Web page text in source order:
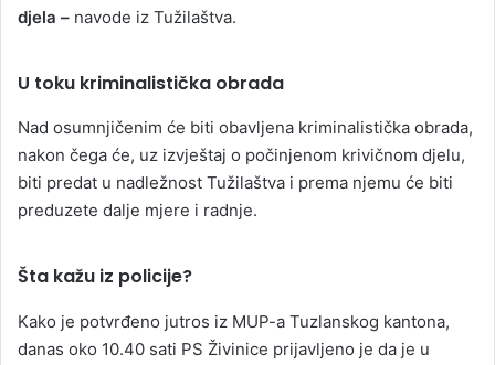
djela – navode iz Tužilaštva.
U toku kriminalistička obrada
Nad osumnjičenim će biti obavljena kriminalistička obrada,
nakon čega će, uz izvještaj o počinjenom krivičnom djelu,
biti predat u nadležnost Tužilaštva i prema njemu će biti
preduzete dalje mjere i radnje.
Šta kažu iz policije?
Kako je potvrđeno jutros iz MUP-a Tuzlanskog kantona,
danas oko 10.40 sati PS Živinice prijavljeno je da je u